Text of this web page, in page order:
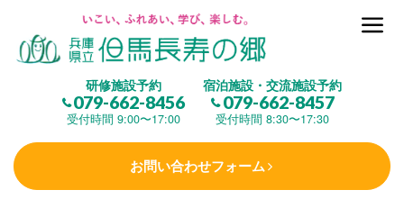
研修施設予約
079-662-8456
受付時間 9:00〜17:00
宿泊施設・交流施設予約
079-662-8457
受付時間 8:30〜17:30
お問い合わせフォーム
但馬長寿の郷とは
(研修施設)
楽しむ